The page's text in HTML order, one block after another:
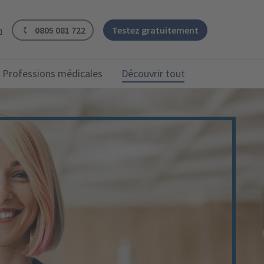
Professions médicales Découvrir tout
0805 081 722 Testez gratuitement